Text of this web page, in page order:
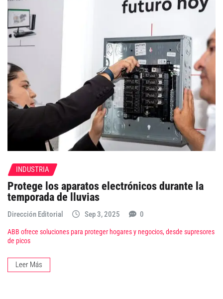
INDUSTRIA
Protege los aparatos electrónicos durante la
temporada de lluvias
Dirección Editorial Sep 3, 2025 0
ABB ofrece soluciones para proteger hogares y negocios, desde supresores
de picos
Leer Más